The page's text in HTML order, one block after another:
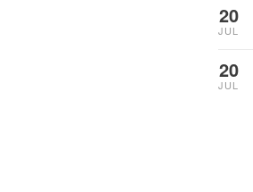
20
JUL
20
JUL